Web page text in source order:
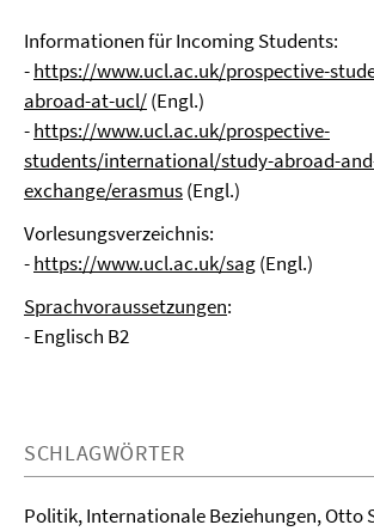
Informationen für Incoming Students:
-https://www.ucl.ac.uk/prospective-
abroad-at-ucl/(Engl.)
-https://www.ucl.ac.uk/prospective-
students/international/study-abroad-
exchange/erasmus(Engl.)
Vorlesungsverzeichnis:
-https://www.ucl.ac.uk/sag(Engl.)
Sprachvoraussetzungen:
- Englisch B2
SCHLAGWÖRTER
Politik, Internationale Beziehungen, Otto